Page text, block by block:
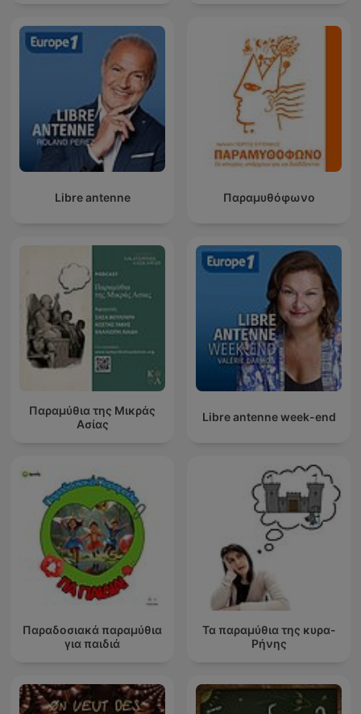
Libre antenne Παραμυθόφωνο
Παραμύθια της Μικράς
Ασίας
Libre antenne week-end
Παραδοσιακά παραμύθια
για παιδιά
Τα παραμύθια της κυρα-
Ρήνης